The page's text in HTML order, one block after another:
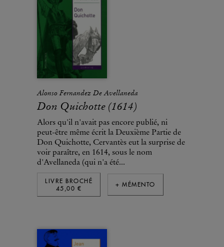
Alonso Fernandez De Avellaneda
Don Quichotte (1614)
Alors qu'il n'avait pas encore publié, ni
peut-être même écrit la Deuxième Partie de
Don Quichotte, Cervantès eut la surprise de
voir paraître, en 1614, sous le nom
d'Avellaneda (qui n'a été...
LIVRE BROCHÉ
45,00 €
+ MÉMENTO